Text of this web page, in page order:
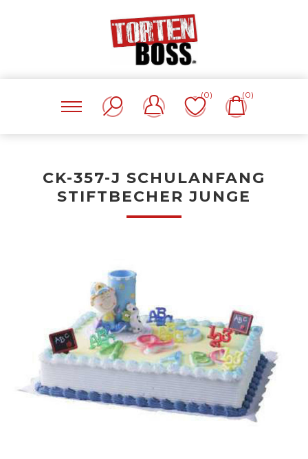
(0) (0)
CK-357-J SCHULANFANG
STIFTBECHER JUNGE